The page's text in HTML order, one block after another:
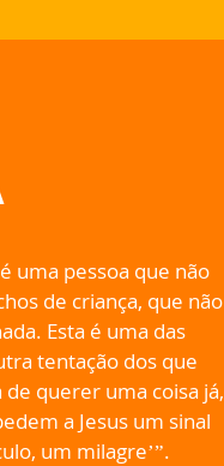
uma pessoa que não
de criança, que não
Esta é uma das
tentação dos que
querer uma coisa já,
a Jesus um sinal
um milagre’”.